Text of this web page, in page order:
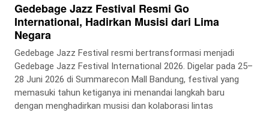
Gedebage Jazz Festival Resmi Go
International, Hadirkan Musisi dari Lima
Negara
Gedebage Jazz Festival resmi bertransformasi menjadi
Gedebage Jazz Festival International 2026. Digelar pada 25–
28 Juni 2026 di Summarecon Mall Bandung, festival yang
memasuki tahun ketiganya ini menandai langkah baru
dengan menghadirkan musisi dan kolaborasi lintas